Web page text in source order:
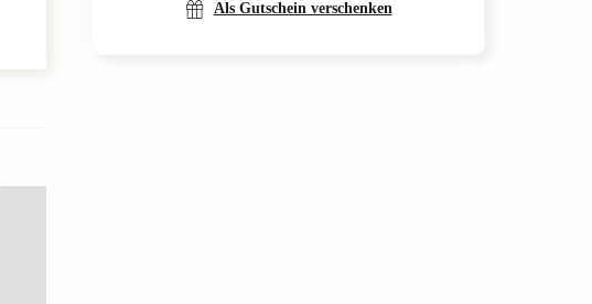
Als Gutschein verschenken